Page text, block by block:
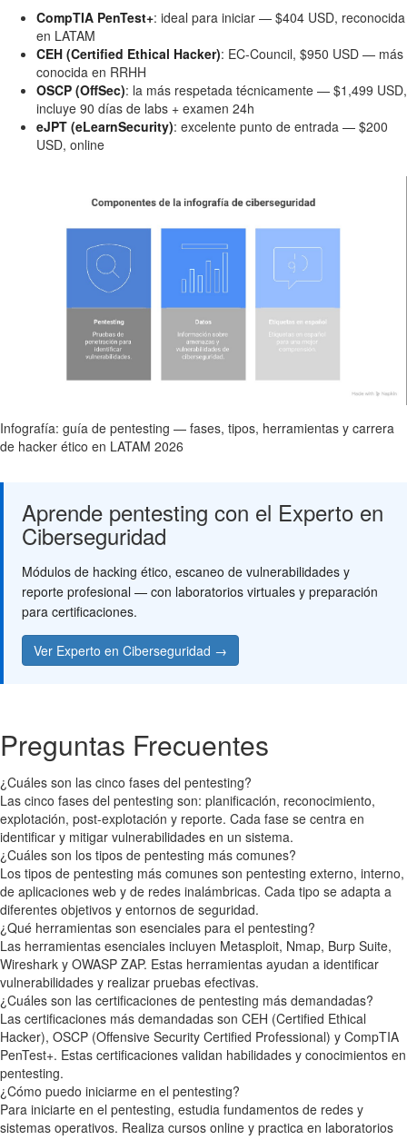
CompTIA PenTest+: ideal para iniciar — $404 USD, reconocida
en LATAM
CEH (Certified Ethical Hacker): EC-Council, $950 USD — más
conocida en RRHH
OSCP (OffSec): la más respetada técnicamente — $1,499 USD,
incluye 90 días de labs + examen 24h
eJPT (eLearnSecurity): excelente punto de entrada — $200
USD, online
Infografía: guía de pentesting — fases, tipos, herramientas y carrera
de hacker ético en LATAM 2026
Aprende pentesting con el Experto en
Ciberseguridad
Módulos de hacking ético, escaneo de vulnerabilidades y
reporte profesional — con laboratorios virtuales y preparación
para certificaciones.
Ver Experto en Ciberseguridad →
Preguntas Frecuentes
¿Cuáles son las cinco fases del pentesting?
Las cinco fases del pentesting son: planificación, reconocimiento,
explotación, post-explotación y reporte. Cada fase se centra en
identificar y mitigar vulnerabilidades en un sistema.
¿Cuáles son los tipos de pentesting más comunes?
Los tipos de pentesting más comunes son pentesting externo, interno,
de aplicaciones web y de redes inalámbricas. Cada tipo se adapta a
diferentes objetivos y entornos de seguridad.
¿Qué herramientas son esenciales para el pentesting?
Las herramientas esenciales incluyen Metasploit, Nmap, Burp Suite,
Wireshark y OWASP ZAP. Estas herramientas ayudan a identificar
vulnerabilidades y realizar pruebas efectivas.
¿Cuáles son las certificaciones de pentesting más demandadas?
Las certificaciones más demandadas son CEH (Certified Ethical
Hacker), OSCP (Offensive Security Certified Professional) y CompTIA
PenTest+. Estas certificaciones validan habilidades y conocimientos en
pentesting.
¿Cómo puedo iniciarme en el pentesting?
Para iniciarte en el pentesting, estudia fundamentos de redes y
sistemas operativos. Realiza cursos online y practica en laboratorios